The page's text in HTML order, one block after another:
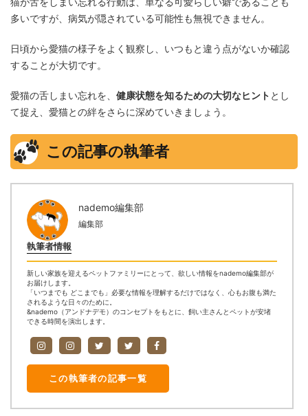
多いですが、病気が隠されている可能性も無視できません。
日頃から愛猫の様子をよく観察し、いつもと違う点がないか確認
することが大切です。
愛猫の舌しまい忘れを、 健康状態を知るための大切なヒント とし
て捉え、愛猫との絆をさらに深めていきましょう。
この記事の執筆者
執筆者情報
nademo編集部
編集部
新しい家族を迎えるペットファミリーにとって、欲しい情報をnademo編集部が
お届けします。
「いつまでも どこまでも」必要な情報を理解するだけではなく、心もお腹も満た
されるような日々のために。
&nademo（アンドナデモ）のコンセプトをもとに、飼い主さんとペットが安堵
できる時間を演出します。
この執筆者の記事一覧